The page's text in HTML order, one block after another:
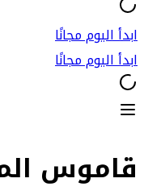
ابدأ اليوم مجانًا
ابدأ اليوم مجانًا
قاموس